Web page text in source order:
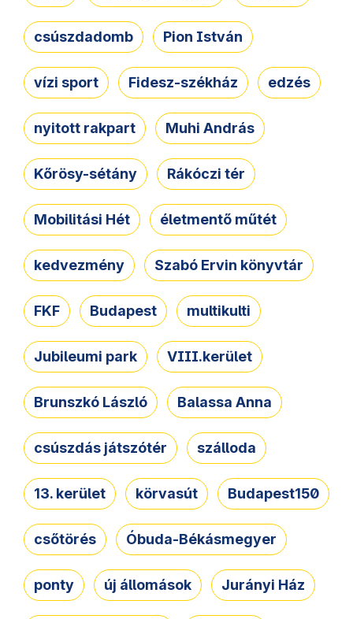
csúszdadomb Pion István
vízi sport Fidesz-székház edzés
nyitott rakpart Muhi András
Kőrösy-sétány Rákóczi tér
Mobilitási Hét életmentő műtét
kedvezmény Szabó Ervin könyvtár
FKF Budapest multikulti
Jubileumi park VIII.kerület
Brunszkó László Balassa Anna
csúszdás játszótér szálloda
13. kerület körvasút Budapest150
csőtörés Óbuda-Békásmegyer
ponty új állomások Jurányi Ház